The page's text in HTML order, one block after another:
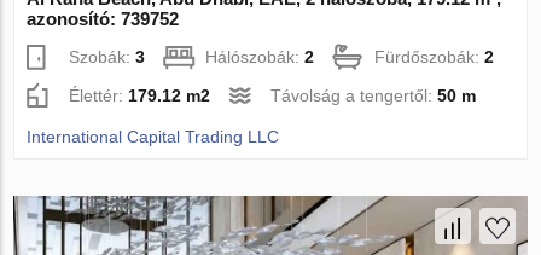
azonosító: 739752
Szobák:3 Hálószobák:2 Fürdőszobák:2
Élettér:179.12 m2 Távolság a tengertől:50 m
International Capital Trading LLC